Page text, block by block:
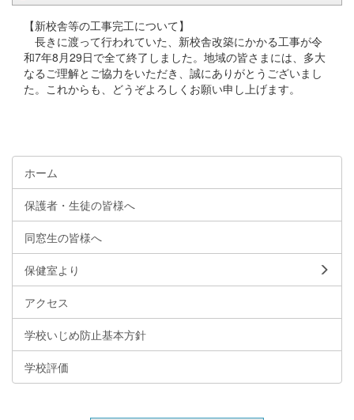
【新校舎等の工事完工について】
長きに渡って行われていた、新校舎改築にかかる工事が令
和7年8月29日で全て終了しました。地域の皆さまには、多大
なるご理解とご協力をいただき、誠にありがとうございまし
た。これからも、どうぞよろしくお願い申し上げます。
ホーム
保護者・生徒の皆様へ
同窓生の皆様へ
保健室より
アクセス
学校いじめ防止基本方針
学校評価